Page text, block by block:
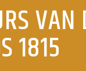
1815